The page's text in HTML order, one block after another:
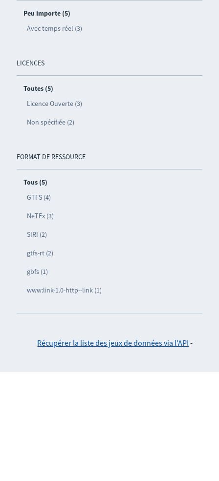
Peu importe (5)
Avec temps réel (3)
LICENCES
Toutes (5)
Licence Ouverte (3)
Non spécifiée (2)
FORMAT DE RESSOURCE
Tous (5)
GTFS (4)
NeTEx (3)
SIRI (2)
gtfs-rt (2)
gbfs (1)
www:link-1.0-http--link (1)
Récupérer la liste des jeux de données via l'API -